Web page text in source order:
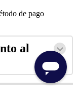
de pago
al